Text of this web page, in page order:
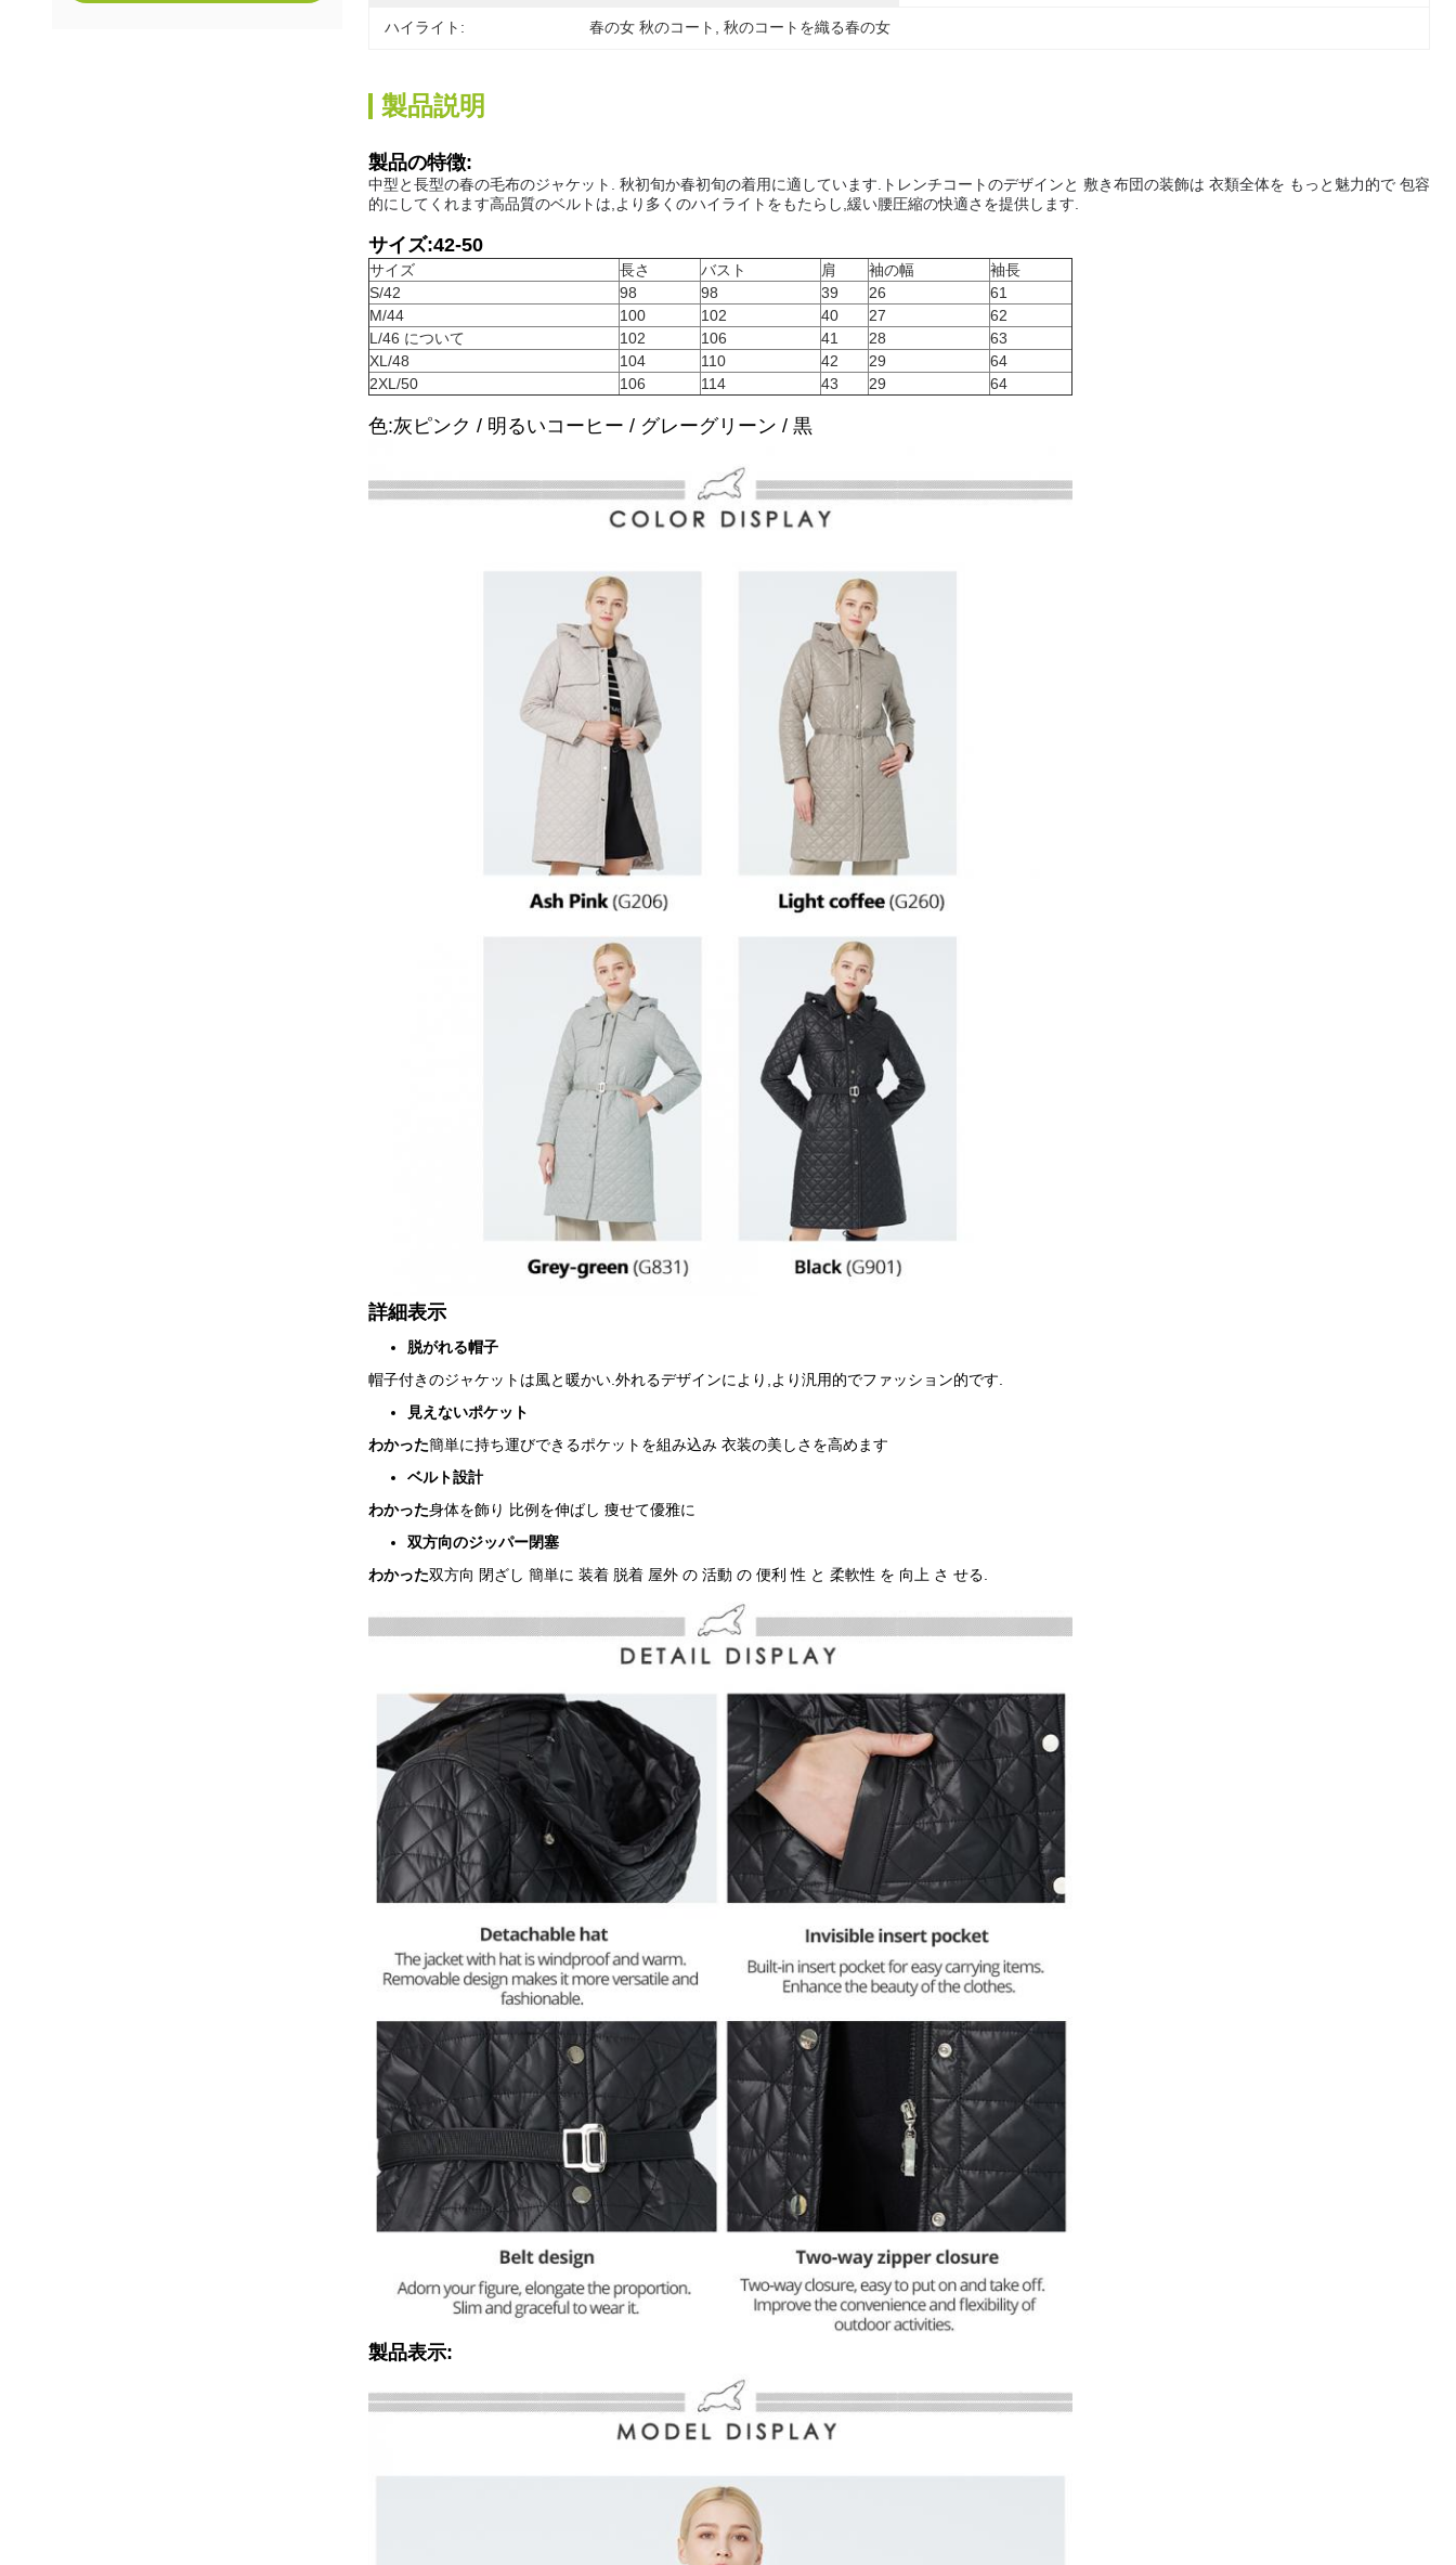
ハイライト: 春の女 秋のコート , 秋のコートを織る春の女
製品説明
製品の特徴:
中型と長型の春の毛布のジャケット. 秋初旬か春初旬の着用に適しています.
トレンチコートのデザインと 敷き布団の装飾は 衣類全体を もっと魅力的で 包容
的にしてくれます高品質のベルトは,より多くのハイライトをもたらし,緩い腰圧縮の快適さを提供します.
サイズ:42-50
サイズ 長さ バスト 肩 袖の幅
袖長
S/42
98 98 39 26
61
M/44
100 102 40 27
62
L/46 について
102 106 41 28
63
XL/48
104 110 42 29
64
2XL/50
106 114 43 29 64
色:灰ピンク / 明るいコーヒー / グレーグリーン / 黒
詳細表示
脱がれる帽子
帽子付きのジャケットは風と暖かい.外れるデザインにより,より汎用的でファッション的です.
見えないポケット
わかった簡単に持ち運びできるポケットを組み込み 衣装の美しさを高めます
ベルト設計
わかった身体を飾り 比例を伸ばし 痩せて優雅に
双方向のジッパー閉塞
わかった双方向 閉ざし 簡単に 装着 脱着 屋外 の 活動 の 便利 性 と 柔軟性 を 向上 さ せる.
製品表示: